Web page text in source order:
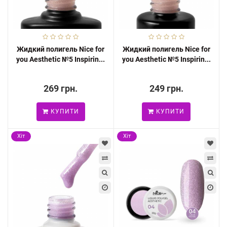
Жидкий полигель Nice for
you Aesthetic №5 Inspirin...
269 грн.
КУПИТИ
Жидкий полигель Nice for
you Aesthetic №5 Inspirin...
249 грн.
КУПИТИ
Хіт Хіт